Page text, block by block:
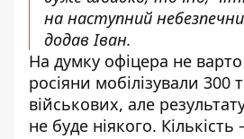
на наступний
додав Іван.
На думку офіцера не
росіяни мобілізували 300
військових, але
не буде ніякого.